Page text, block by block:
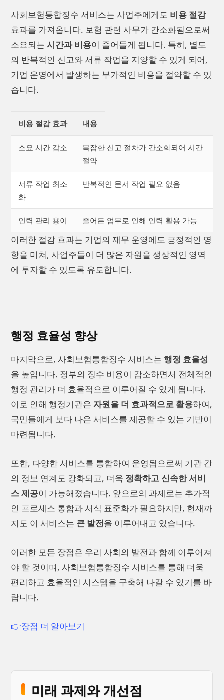
사회보험통합징수 서비스는 사업주에게도 비용 절감
효과를 가져옵니다. 보험 관련 사무가 간소화됨으로써
소요되는 시간과 비용이 줄어들게 됩니다. 특히, 별도
의 반복적인 신고와 서류 작업을 지양할 수 있게 되어,
기업 운영에서 발생하는 부가적인 비용을 절약할 수 있
습니다.
비용 절감 효과 내용
소요 시간 감소
복잡한 신고 절차가 간소화되어 시간
절약
서류 작업 최소
화
반복적인 문서 작업 필요 없음
인력 관리 용이 줄어든 업무로 인해 인력 활용 가능
이러한 절감 효과는 기업의 재무 운영에도 긍정적인 영
향을 미쳐, 사업주들이 더 많은 자원을 생상적인 영역
에 투자할 수 있도록 유도합니다.
행정 효율성 향상
마지막으로, 사회보험통합징수 서비스는 행정 효율성
을 높입니다. 정부의 징수 비용이 감소하면서 전체적인
행정 관리가 더 효율적으로 이루어질 수 있게 됩니다.
이로 인해 행정기관은 자원을 더 효과적으로 활용하여,
국민들에게 보다 나은 서비스를 제공할 수 있는 기반이
마련됩니다.
또한, 다양한 서비스를 통합하여 운영됨으로써 기관 간
의 정보 연계도 강화되고, 더욱 정확하고 신속한 서비
스 제공이 가능해졌습니다. 앞으로의 과제로는 추가적
인 프로세스 통합과 서식 표준화가 필요하지만, 현재까
지도 이 서비스는 큰 발전을 이루어내고 있습니다.
이러한 모든 장점은 우리 사회의 발전과 함께 이루어져
야 할 것이며, 사회보험통합징수 서비스를 통해 더욱
편리하고 효율적인 시스템을 구축해 나갈 수 있기를 바
랍니다.
👉장점 더 알아보기
미래 과제와 개선점